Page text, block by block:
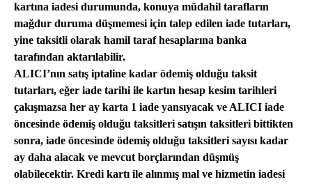
kartına iadesi durumunda, konuya müdahil tarafların
mağdur duruma düşmemesi için talep edilen iade tutarları,
yine taksitli olarak hamil taraf hesaplarına banka
tarafından aktarılabilir.
ALICI’nın satış iptaline kadar ödemiş olduğu taksit
tutarları, eğer iade tarihi ile kartın hesap kesim tarihleri
çakışmazsa her ay karta 1 iade yansıyacak ve ALICI iade
öncesinde ödemiş olduğu taksitleri satışın taksitleri bittikten
sonra, iade öncesinde ödemiş olduğu taksitleri sayısı kadar
ay daha alacak ve mevcut borçlarından düşmüş
olabilecektir. Kredi kartı ile alınmış mal ve hizmetin iadesi